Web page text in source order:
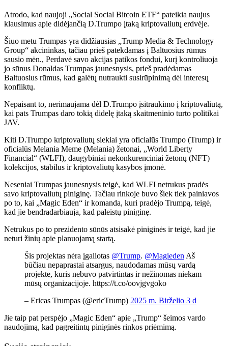
Atrodo, kad naujoji „Social Social Bitcoin ETF“ pateikia naujus
klausimus apie didėjančią D.Trumpo įtaką kriptovaliutų erdvėje.
Šiuo metu Trumpas yra didžiausias „Trump Media & Technology
Group“ akcininkas, tačiau prieš patekdamas į Baltuosius rūmus
sausio mėn., Perdavė savo akcijas patikos fondui, kurį kontroliuoja
jo sūnus Donaldas Trumpas jaunesnysis, prieš pradėdamas
Baltuosius rūmus, kad galėtų nutraukti susirūpinimą dėl interesų
konfliktų.
Nepaisant to, nerimaujama dėl D.Trumpo įsitraukimo į kriptovaliutą,
kai pats Trumpas daro tokią didelę įtaką skaitmeninio turto politikai
JAV.
Kiti D.Trumpo kriptovaliutų siekiai yra oficialūs Trumpo (Trump) ir
oficialūs Melania Meme (Melania) žetonai, „World Liberty
Financial“ (WLFI), daugybiniai nekonkurenciniai žetonų (NFT)
kolekcijos, stabilus ir kriptovaliutų kasybos įmonė.
Neseniai Trumpas jaunesnysis teigė, kad WLFI netrukus pradės
savo kriptovaliutų piniginę. Tačiau rinkoje buvo šiek tiek painiavos
po to, kai „Magic Eden“ ir komanda, kuri pradėjo Trumpą, teigė,
kad jie bendradarbiauja, kad paleistų piniginę.
Netrukus po to prezidento sūnūs atsisakė piniginės ir teigė, kad jie
neturi žinių apie planuojamą startą.
Šis projektas nėra įgaliotas @Trump. @Magieden Aš
būčiau nepaprastai atsargus, naudodamas mūsų vardą
projekte, kuris nebuvo patvirtintas ir nežinomas niekam
mūsų organizacijoje. https://t.co/oovjgvgoko
– Ericas Trumpas (@ericTrump) 2025 m. Birželio 3 d
Jie taip pat perspėjo „Magic Eden“ apie „Trump“ šeimos vardo
naudojimą, kad pagreitintų piniginės rinkos priėmimą.